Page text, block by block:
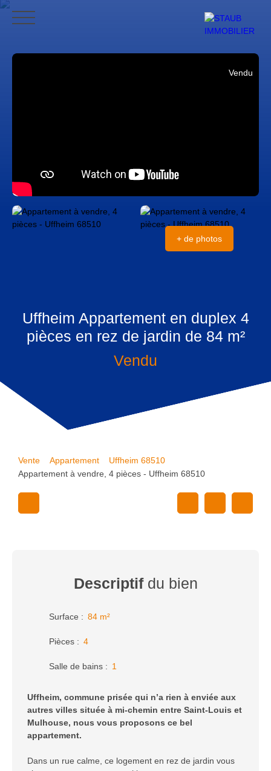
ACCUEIL ACHETER VENDRE NOS AVIS CONTACT
Vendu
+ de photos
Uffheim Appartement en duplex 4
pièces en rez de jardin de 84 m²
Vendu
Vente Appartement
Uffheim 68510
Appartement à vendre, 4 pièces - Uffheim 68510
Descriptifdu bien
Surface : 84 m²
Pièces : 4
Salle de bains : 1
Uffheim, commune prisée qui n’a rien à enviée aux
autres villes située à mi-chemin entre Saint-Louis et
Mulhouse, nous vous proposons ce bel
appartement.
Dans un rue calme, ce logement en rez de jardin vous